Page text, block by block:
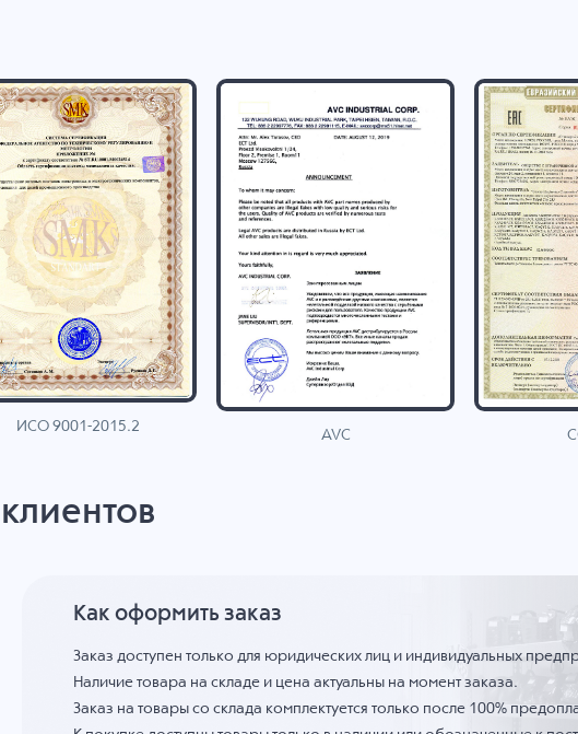
ИСО 9001-2015.2
AVC
Как оформить заказ
Заказ доступен только для юридических лиц и индивидуальных
Наличие товара на складе и цена актуальны на момент заказа.
Заказ на товары со склада комплектуется только после 100%